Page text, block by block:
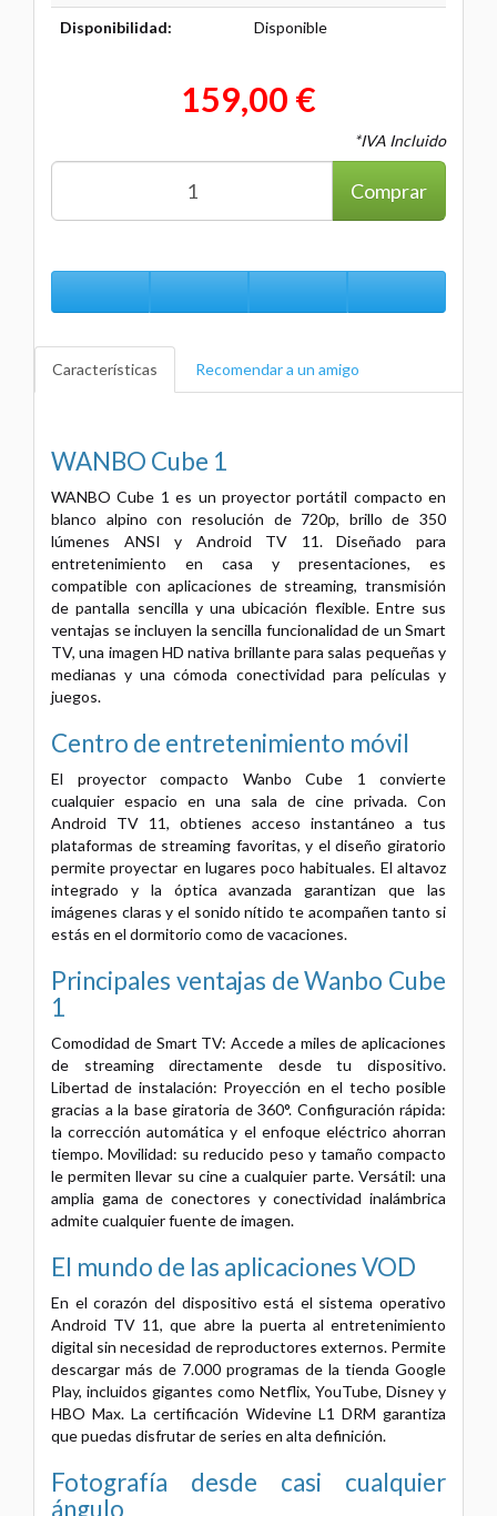
Disponibilidad: Disponible
159,00 €
*IVA Incluido
Comprar
Características Recomendar a un amigo
WANBO Cube 1
WANBO Cube 1 es un proyector portátil compacto en
blanco alpino con resolución de 720p, brillo de 350
lúmenes ANSI y Android TV 11. Diseñado para
entretenimiento en casa y presentaciones, es
compatible con aplicaciones de streaming, transmisión
de pantalla sencilla y una ubicación flexible. Entre sus
ventajas se incluyen la sencilla funcionalidad de un Smart
TV, una imagen HD nativa brillante para salas pequeñas y
medianas y una cómoda conectividad para películas y
juegos.
Centro de entretenimiento móvil
El proyector compacto Wanbo Cube 1 convierte
cualquier espacio en una sala de cine privada. Con
Android TV 11, obtienes acceso instantáneo a tus
plataformas de streaming favoritas, y el diseño giratorio
permite proyectar en lugares poco habituales. El altavoz
integrado y la óptica avanzada garantizan que las
imágenes claras y el sonido nítido te acompañen tanto si
estás en el dormitorio como de vacaciones.
Principales ventajas de Wanbo Cube
1
Comodidad de Smart TV: Accede a miles de aplicaciones
de streaming directamente desde tu dispositivo.
Libertad de instalación: Proyección en el techo posible
gracias a la base giratoria de 360°. Configuración rápida:
la corrección automática y el enfoque eléctrico ahorran
tiempo. Movilidad: su reducido peso y tamaño compacto
le permiten llevar su cine a cualquier parte. Versátil: una
amplia gama de conectores y conectividad inalámbrica
admite cualquier fuente de imagen.
El mundo de las aplicaciones VOD
En el corazón del dispositivo está el sistema operativo
Android TV 11, que abre la puerta al entretenimiento
digital sin necesidad de reproductores externos. Permite
descargar más de 7.000 programas de la tienda Google
Play, incluidos gigantes como Netflix, YouTube, Disney y
HBO Max. La certificación Widevine L1 DRM garantiza
que puedas disfrutar de series en alta definición.
Fotografía desde casi cualquier
ángulo